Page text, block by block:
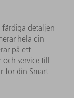
färdiga detaljen
hela din
på ett
service till
för din Smart